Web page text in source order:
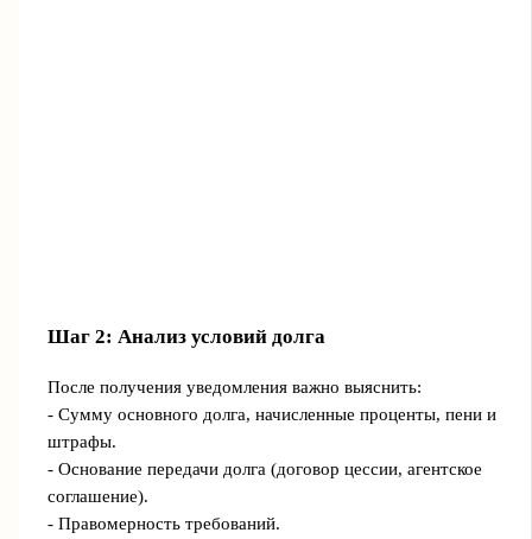
Шаг 2: Анализ условий долга
После получения уведомления важно выяснить:
- Сумму основного долга, начисленные проценты, пени и
штрафы.
- Основание передачи долга (договор цессии, агентское
соглашение).
- Правомерность требований.